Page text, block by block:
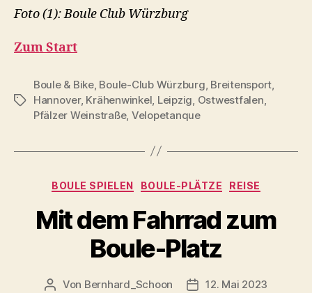
Foto (1): Boule Club Würzburg
Zum Start
Schlagwörter
Boule & Bike, Boule-Club Würzburg Breitensport
Hannover, Krähenwinkel Leipzig Ostwestfalen
Pfälzer Weinstraße, Velopetanque
Kategorien
BOULE SPIELEN BOULE-PLÄTZE REISE
Mit dem Fahrrad zum
Boule-Platz
Beitragsautor
Von Bernhard_Schoon 12. Mai 2023